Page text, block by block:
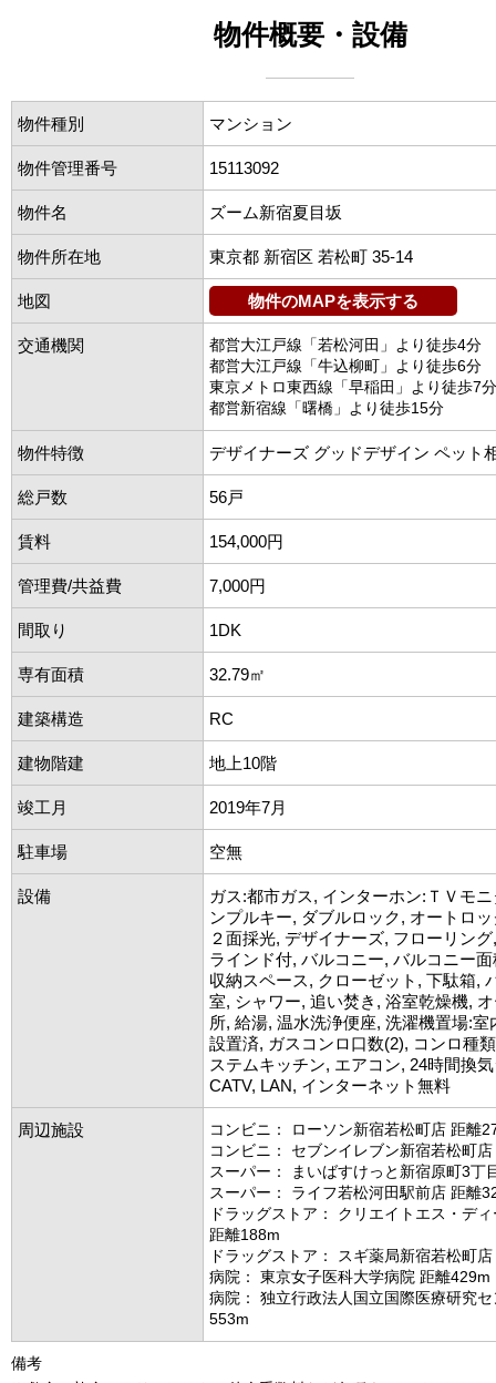
物件概要・設備
物件種別 マンション
物件管理番号 15113092
物件名 ズーム新宿夏目坂
物件所在地 東京都 新宿区 若松町 35-14
地図 物件のMAPを表示する
交通機関
都営大江戸線「若松河田」より徒歩4分
都営大江戸線「牛込柳町」より徒歩6分
東京メトロ東西線「早稲田」より徒歩7分
都営新宿線「曙橋」より徒歩15分
物件特徴 デザイナーズ グッドデザイン ペット
総戸数 56戸
賃料 154,000円
管理費/共益費 7,000円
間取り 1DK
専有面積 32.79㎡
建築構造 RC
建物階建 地上10階
竣工月 2019年7月
駐車場 空無
設備
ガス:都市ガス, インターホン:ＴＶモ
ンプルキー, ダブルロック, オートロ
２面採光, デザイナーズ, フローリン
ラインド付, バルコニー, バルコニー
収納スペース, クローゼット, 下駄箱,
室, シャワー, 追い焚き, 浴室乾燥機,
所, 給湯, 温水洗浄便座, 洗濯機置場:室
設置済, ガスコンロ口数(2), コンロ種
ステムキッチン, エアコン, 24時間換
CATV, LAN, インターネット無料
周辺施設
コンビニ： ローソン新宿若松町店 距離
コンビニ： セブンイレブン新宿若松町
スーパー： まいばすけっと新宿原町3丁
スーパー： ライフ若松河田駅前店 距離
ドラッグストア： クリエイトエス・デ
距離188m
ドラッグストア： スギ薬局新宿若松町
病院： 東京女子医科大学病院 距離429m
病院： 独立行政法人国立国際医療研究
553m
備考